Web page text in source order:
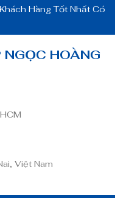
Hàng Tốt Nhất Có
HOÀNG
Việt Nam